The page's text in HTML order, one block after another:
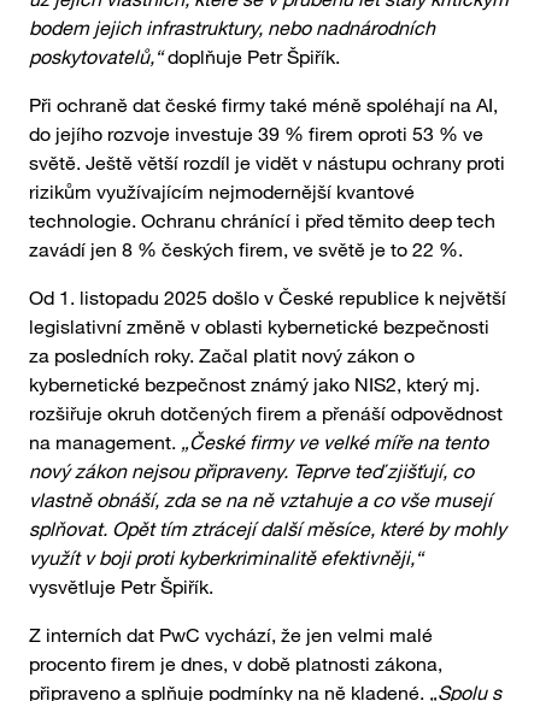
bodem jejich infrastruktury, nebo nadnárodních
poskytovatelů,“doplňuje Petr Špiřík.
Při ochraně dat české firmy také méně spoléhají na AI,
do jejího rozvoje investuje 39 % firem oproti 53 % ve
světě. Ještě větší rozdíl je vidět v nástupu ochrany proti
rizikům využívajícím nejmodernější kvantové
technologie. Ochranu chránící i před těmito deep tech
zavádí jen 8 % českých firem, ve světě je to 22 %.
Od 1. listopadu 2025 došlo v České republice k největší
legislativní změně v oblasti kybernetické bezpečnosti
za posledních roky. Začal platit nový zákon o
kybernetické bezpečnost známý jako NIS2, který mj.
rozšiřuje okruh dotčených firem a přenáší odpovědnost
na management. „České firmy ve velké míře na tento
nový zákon nejsou připraveny. Teprve teď zjišťují, co
vlastně obnáší, zda se na ně vztahuje a co vše musejí
splňovat. Opět tím ztrácejí další měsíce, které by mohly
využít v boji proti kyberkriminalitě efektivněji,“
vysvětluje Petr Špiřík.
Z interních dat PwC vychází, že jen velmi malé
procento firem je dnes, v době platnosti zákona,
připraveno a splňuje podmínky na ně kladené. „Spolu s